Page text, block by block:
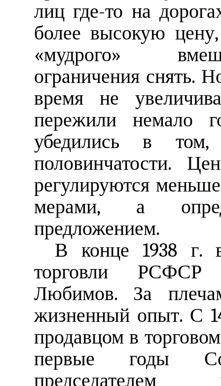
лиц где-то на
более высокую
«мудрого»
ограничения снять.
время не
пережили немало
убедились в
половинчатости.
регулируются
мерами, а
предложением.
В конце 1938 г.
торговли РСФСР
Любимов. За
жизненный опыт. С
продавцом в
первые годы
председателем